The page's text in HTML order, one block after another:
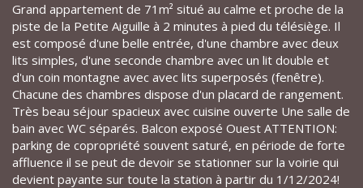
Grand appartement de 71m² situé au calme et proche de la
piste de la Petite Aiguille à 2 minutes à pied du télésiège. Il
est composé d'une belle entrée, d'une chambre avec deux
lits simples, d'une seconde chambre avec un lit double et
d'un coin montagne avec avec lits superposés (fenêtre).
Chacune des chambres dispose d'un placard de rangement.
Très beau séjour spacieux avec cuisine ouverte Une salle de
bain avec WC séparés. Balcon exposé Ouest ATTENTION:
parking de copropriété souvent saturé, en période de forte
affluence il se peut de devoir se stationner sur la voirie qui
devient payante sur toute la station à partir du 1/12/2024!